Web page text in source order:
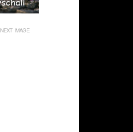
NEXT IMAGE